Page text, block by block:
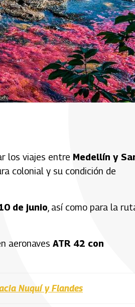
los viajes entre Medellín y
colonial y su condición de
de junio , así como para la
aeronaves ATR 42 con
Nuquí y Flandes